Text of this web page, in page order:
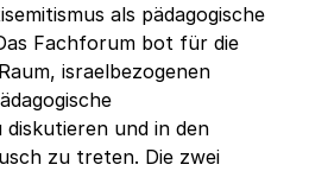
als pädagogische
Fachforum bot für die
israelbezogenen
und in den
zu treten. Die zwei